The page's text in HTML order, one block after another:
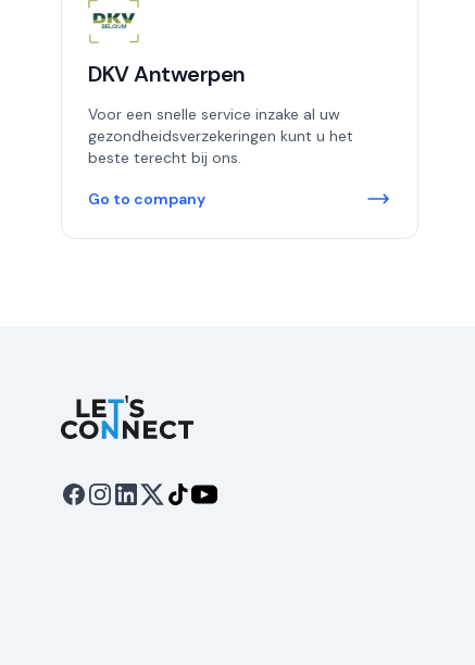
DKV Antwerpen
Voor een snelle service inzake al uw
gezondheidsverzekeringen kunt u het
beste terecht bij ons.
Go to company
Let's Connect